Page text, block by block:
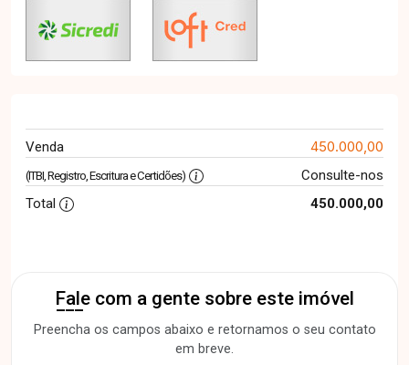
Venda 450.000,00
(ITBI, Registro, Escritura e Certidões)
Consulte-nos
Total
450.000,00
Fale com a gente sobre este imóvel
Preencha os campos abaixo e retornamos o seu contato
em breve.